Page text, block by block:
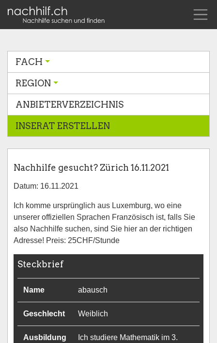
FACH
REGION
ANBIETERVERZEICHNIS
INSERAT ERSTELLEN
Nachhilfe gesucht? Zürich 16.11.2021
Datum: 16.11.2021
Ich komme ursprünglich aus Luxemburg, wo eine
unserer offiziellen Sprachen Französisch ist, falls Sie
also Nachhilfe suchen, sind Sie hier an der richtigen
Adresse! Preis: 25CHF/Stunde
Steckbrief
Name abausch
Geschlecht Weiblich
Ausbildung
Ich studiere Mathematik im 3.